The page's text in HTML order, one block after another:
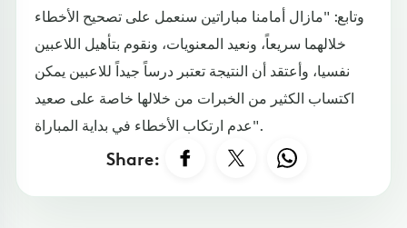
وتابع: "مازال أمامنا مباراتين سنعمل على تصحيح الأخطاء
خلالهما سريعاً، ونعيد المعنويات، ونقوم بتأهيل اللاعبين
نفسيا، وأعتقد أن النتيجة تعتبر درساً جيداً للاعبين يمكن
اكتساب الكثير من الخبرات من خلالها خاصة على صعيد
عدم ارتكاب الأخطاء في بداية المباراة".
Share: